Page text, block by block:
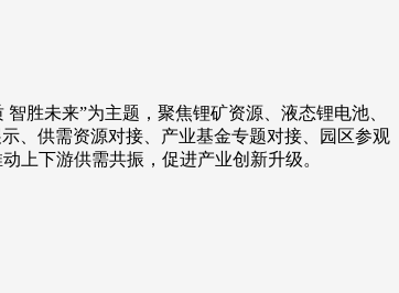
胜未来”为主题，聚焦锂矿资源、液态锂电池、
、供需资源对接、产业基金专题对接、园区参观
上下游供需共振，促进产业创新升级。